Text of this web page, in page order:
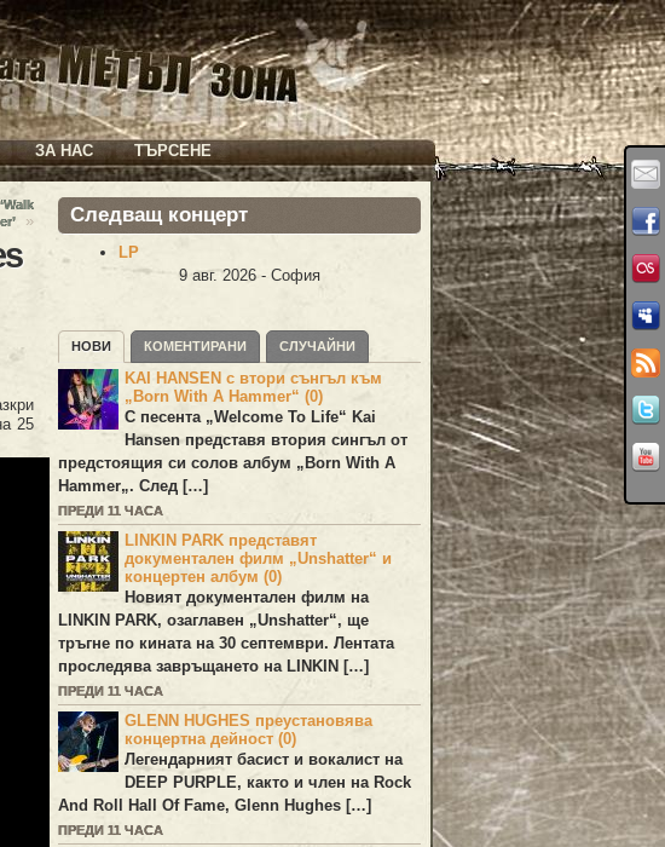
ЗА НАС ТЪРСЕНЕ
»
25
Следващ концерт
LP
9 авг. 2026 - София
НОВИ КОМЕНТИРАНИ СЛУЧАЙНИ
KAI HANSEN с втори сънгъл към
„Born With A Hammer“ (0)
С песента „Welcome To Life“ Kai
Hansenпредставя втория сингъл от
предстоящия си солов албум „ Born With A
Hammer„. След […]
ПРЕДИ 11 ЧАСА
LINKIN PARK представят
документален филм „Unshatter“ и
концертен албум (0)
Новият документален филм на
LINKIN PARK, озаглавен „Unshatter“, ще
тръгне по кината на 30 септември. Лентата
проследява завръщането наLINKIN […]
ПРЕДИ 11 ЧАСА
GLENN HUGHES преустановява
концертна дейност (0)
Легендарният басист и вокалист на
DEEP PURPLE, както и член на Rock
And Roll Hall Of Fame, Glenn Hughes […]
ПРЕДИ 11 ЧАСА